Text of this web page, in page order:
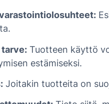
tarve: Tuotteen käyttö
estämiseksi.
Joitakin tuotteita on